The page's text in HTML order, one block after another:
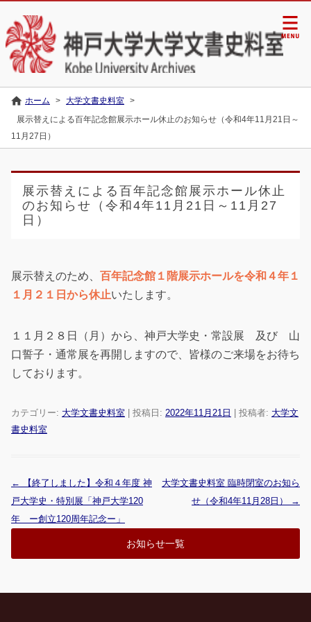
ホーム > 大学文書史料室 >
展示替えによる百年記念館展示ホール休止のお知らせ（令和4年11月21日～
11月27日）
展示替えによる百年記念館展示ホール休止
のお知らせ（令和4年11月21日～11月27
日）
展示替えのため、 百年記念館１階展示ホールを令和４年１
１月２１日から休止いたします。
１１月２８日（月）から、神戸大学史・常設展 及び 山
口誓子・通常展を再開しますので、皆様のご来場をお待ち
しております。
カテゴリー: 大学文書史料室 | 投稿日: 2022年11月21日 投稿者: 大学文
書史料室
投稿ナビゲーション
←
【終了しました】令和４年度 神
戸大学史・特別展「神戸大学120
年 ー創立120周年記念ー」
大学文書史料室 臨時閉室のお知ら
せ（令和4年11月28日）
→
お知らせ一覧